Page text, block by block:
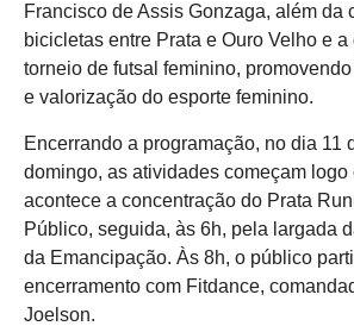
Francisco de Assis Gonzaga, além da
bicicletas entre Prata e Ouro Velho e
torneio de futsal feminino,
e valorização do esporte feminino.
Encerrando a programação, no dia 11
domingo, as atividades começam logo
acontece a concentração do Prata
Público, seguida, às 6h, pela largada
da Emancipação. Às 8h, o público
encerramento com Fitdance,
Joelson.